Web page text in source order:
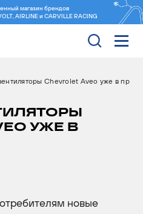
магазин брендов
AIRLINE и CARVILLE RACING
Chevrolet Aveo уже в пр
УЖЕ В
новые